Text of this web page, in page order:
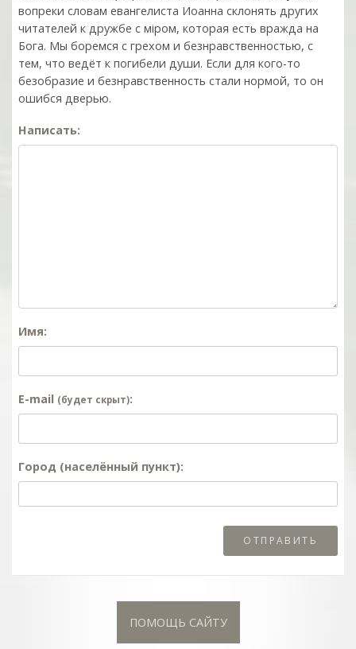
вопреки словам евангелиста Иоанна склонять других
читателей к дружбе с мiром, которая есть вражда на
Бога. Мы боремся с грехом и без­нрав­ствен­ностью, с
тем, что ведёт к погибели души. Если для кого-то
безобразие и безнравственность стали нормой, то он
ошибся дверью.
Написать:
Имя:
E-mail (будет скрыт):
Город (населённый пункт):
ПОМОЩЬ САЙТУ